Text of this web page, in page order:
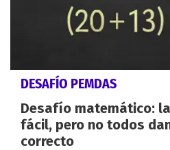
DESAFÍO PEMDAS
Desafío matemático:
fácil, pero no todos
correcto